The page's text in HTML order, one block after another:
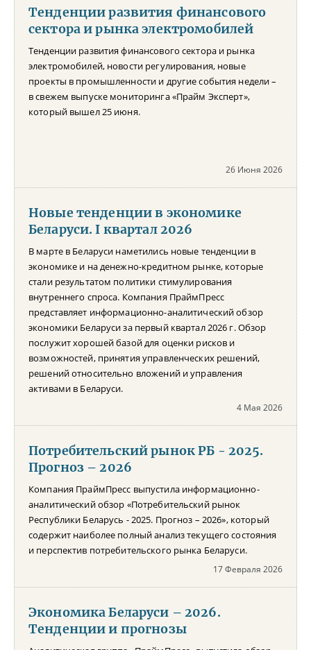
Тенденции развития финансового
сектора и рынка электромобилей
Тенденции развития финансового сектора и рынка
электромобилей, новости регулирования, новые
проекты в промышленности и другие события недели –
в свежем выпуске мониторинга «Прайм Эксперт»,
который вышел 25 июня.
26 Июня 2026
Новые тенденции в экономике
Беларуси. I квартал 2026
В марте в Беларуси наметились новые тенденции в
экономике и на денежно-кредитном рынке, которые
стали результатом политики стимулирования
внутреннего спроса. Компания ПраймПресс
представляет информационно-аналитический обзор
экономики Беларуси за первый квартал 2026 г. Обзор
послужит хорошей базой для оценки рисков и
возможностей, принятия управленческих решений,
решений относительно вложений и управления
активами в Беларуси.
4 Мая 2026
Потребительский рынок РБ - 2025.
Прогноз – 2026
Компания ПраймПресс выпустила информационно-
аналитический обзор «Потребительский рынок
Республики Беларусь - 2025. Прогноз – 2026», который
содержит наиболее полный анализ текущего состояния
и перспектив потребительского рынка Беларуси.
17 Февраля 2026
Экономика Беларуси – 2026.
Тенденции и прогнозы